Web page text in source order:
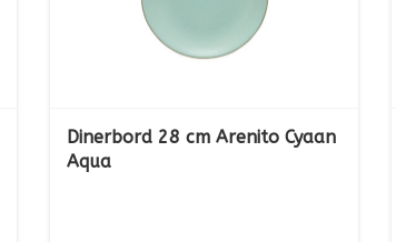
Dinerbord 28 cm Arenito Cyaan
Aqua